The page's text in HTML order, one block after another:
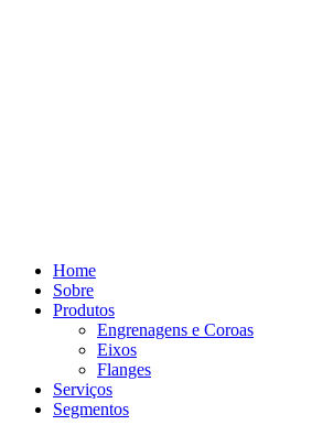
Home
Sobre
Produtos
Engrenagens e Coroas
Eixos
Flanges
Serviços
Segmentos